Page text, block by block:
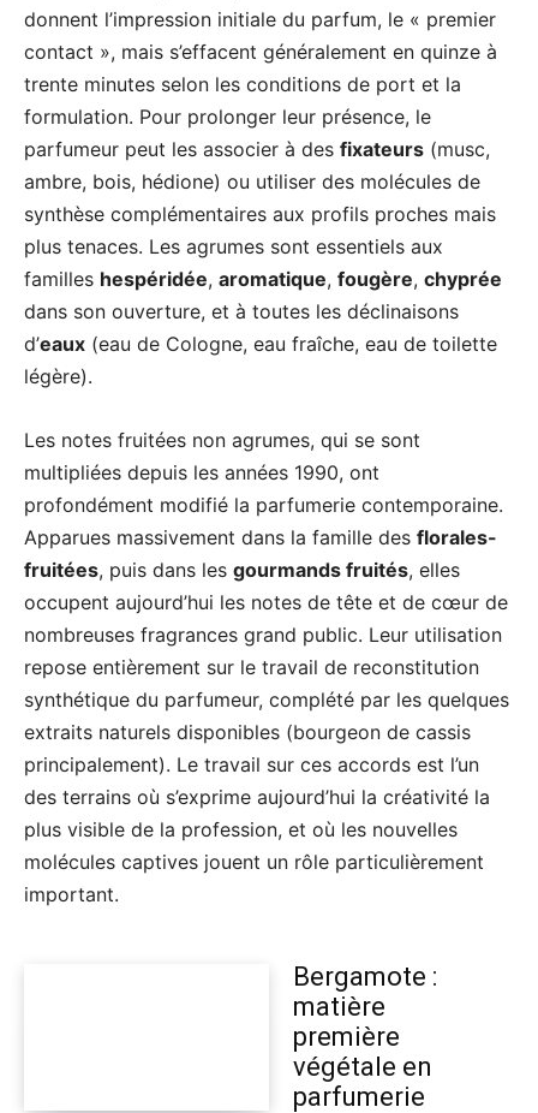
donnent l’impression initiale du parfum, le « premier
contact », mais s’effacent généralement en quinze à
trente minutes selon les conditions de port et la
formulation. Pour prolonger leur présence, le
parfumeur peut les associer à des fixateurs (musc,
ambre, bois, hédione) ou utiliser des molécules de
synthèse complémentaires aux profils proches mais
plus tenaces. Les agrumes sont essentiels aux
familles hespéridée, aromatique, fougère, chyprée
dans son ouverture, et à toutes les déclinaisons
d’eaux (eau de Cologne, eau fraîche, eau de toilette
légère).
Les notes fruitées non agrumes, qui se sont
multipliées depuis les années 1990, ont
profondément modifié la parfumerie contemporaine.
Apparues massivement dans la famille des florales-
fruitées, puis dans les gourmands fruités, elles
occupent aujourd’hui les notes de tête et de cœur de
nombreuses fragrances grand public. Leur utilisation
repose entièrement sur le travail de reconstitution
synthétique du parfumeur, complété par les quelques
extraits naturels disponibles (bourgeon de cassis
principalement). Le travail sur ces accords est l’un
des terrains où s’exprime aujourd’hui la créativité la
plus visible de la profession, et où les nouvelles
molécules captives jouent un rôle particulièrement
important.
Bergamote :
matière
première
végétale en
parfumerie